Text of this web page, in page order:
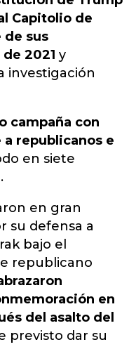
Capitolio de
de sus
2021 y
investigación
campaña con
republicanos e
en siete
en gran
su defensa a
bajo el
republicano
en
del asalto del
previsto dar su